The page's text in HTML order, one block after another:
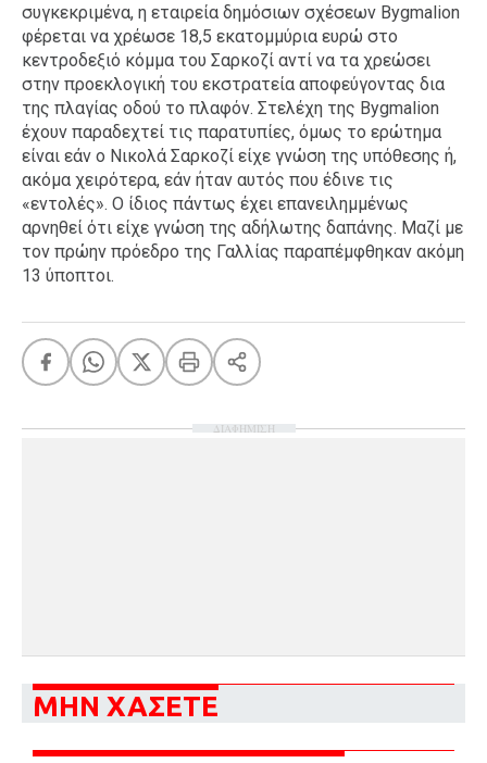
συγκεκριμένα, η εταιρεία δημόσιων σχέσεων Bygmalion
φέρεται να χρέωσε 18,5 εκατομμύρια ευρώ στο
κεντροδεξιό κόμμα του Σαρκοζί αντί να τα χρεώσει
στην προεκλογική του εκστρατεία αποφεύγοντας δια
της πλαγίας οδού το πλαφόν. Στελέχη της Bygmalion
έχουν παραδεχτεί τις παρατυπίες, όμως το ερώτημα
είναι εάν ο Νικολά Σαρκοζί είχε γνώση της υπόθεσης ή,
ακόμα χειρότερα, εάν ήταν αυτός που έδινε τις
«εντολές». Ο ίδιος πάντως έχει επανειλημμένως
αρνηθεί ότι είχε γνώση της αδήλωτης δαπάνης. Μαζί με
τον πρώην πρόεδρο της Γαλλίας παραπέμφθηκαν ακόμη
13 ύποπτοι.
ΔΙΑΦΗΜΙΣΗ
ΜΗΝ ΧΑΣΕΤΕ